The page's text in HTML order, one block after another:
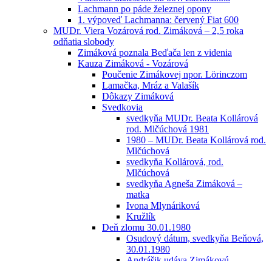
Lachmann po páde železnej opony
1. výpoveď Lachmanna: červený Fiat 600
MUDr. Viera Vozárová rod. Zimáková – 2,5 roka
odňatia slobody
Zimáková poznala Beďača len z videnia
Kauza Zimáková - Vozárová
Poučenie Zimákovej npor. Lörinczom
Lamačka, Mráz a Valašík
Dôkazy Zimáková
Svedkovia
svedkyňa MUDr. Beata Kollárová
rod. Mlčúchová 1981
1980 – MUDr. Beata Kollárová rod.
Mlčúchová
svedkyňa Kollárová, rod.
Mlčúchová
svedkyňa Agneša Zimáková –
matka
Ivona Mlynáriková
Kružlík
Deň zlomu 30.01.1980
Osudový dátum, svedkyňa Beňová,
30.01.1980